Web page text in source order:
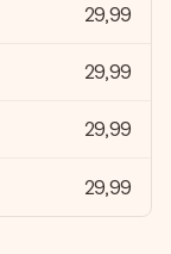
29,99
29,99
29,99
29,99